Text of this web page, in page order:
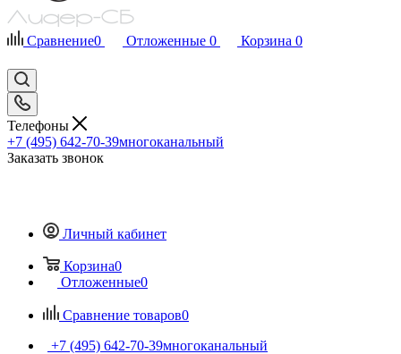
Сравнение0 Отложенные 0 Корзина 0
Телефоны
+7 (495) 642-70-39многоканальный
Заказать звонок
Личный кабинет
Корзина0
Отложенные0
Сравнение товаров0
+7 (495) 642-70-39многоканальный